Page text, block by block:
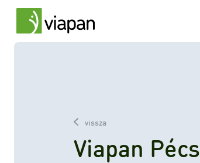
vissza
Viapan Pécs